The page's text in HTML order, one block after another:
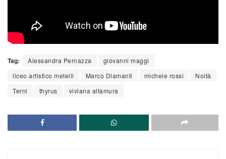
Tag: Alessandra Pernazza
giovanni maggi
liceo artistico metelli
Marco Diamanti michele rossi
Noità
Terni
thyrus viviana altamura